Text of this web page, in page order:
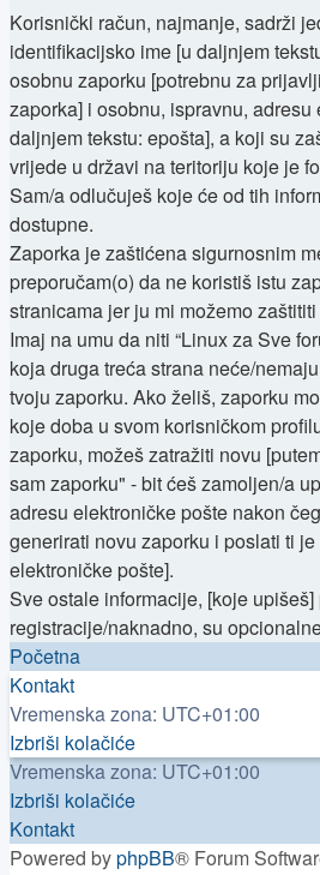
Korisnički račun, najmanje, sadrži
identifikacijsko ime [u daljnjem
osobnu zaporku [potrebnu za
zaporka] i osobnu, ispravnu, adresu
daljnjem tekstu: epošta], a koji su
vrijede u državi na teritoriju koje je
Sam/a odlučuješ koje će od tih
dostupne.
Zaporka je zaštićena sigurnosnim
preporučam(o) da ne koristiš istu
stranicama jer ju mi možemo
Imaj na umu da niti “Linux za Sve
koja druga treća strana neće/
tvoju zaporku. Ako želiš, zaporku
koje doba u svom korisničkom
zaporku, možeš zatražiti novu
sam zaporku" - bit ćeš zamoljen/a
adresu elektroničke pošte nakon
generirati novu zaporku i poslati ti
elektroničke pošte].
Sve ostale informacije, [koje
registracije/naknadno, su
Početna
Kontakt
Vremenska zona: UTC+01:00
Izbriši kolačiće
Vremenska zona: UTC+01:00
Izbriši kolačiće
Kontakt
Powered byphpBB® Forum